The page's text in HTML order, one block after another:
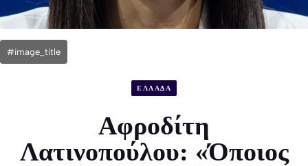
#image_title
ΕΛΛΑΔΑ
Αφροδίτη
Λατινοπούλου: «Όποιος